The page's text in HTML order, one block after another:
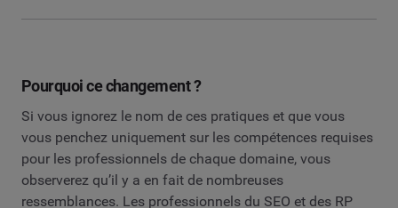
Pourquoi ce changement ?
Si vous ignorez le nom de ces pratiques et que vous
vous penchez uniquement sur les compétences requises
pour les professionnels de chaque domaine, vous
observerez qu’il y a en fait de nombreuses
ressemblances. Les professionnels du SEO et des RP